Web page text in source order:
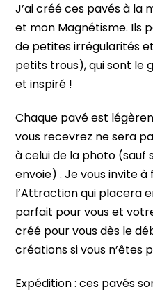
J’ai créé ces pavés à la
et mon Magnétisme. Ils
de petites irrégularités
petits trous), qui sont le
et inspiré !
Chaque pavé est
vous recevrez ne sera
à celui de la photo (sauf
envoie) . Je vous invite
l’Attraction qui placera
parfait pour vous et
créé pour vous dès le
créations si vous n’êtes
Expédition : ces pavés